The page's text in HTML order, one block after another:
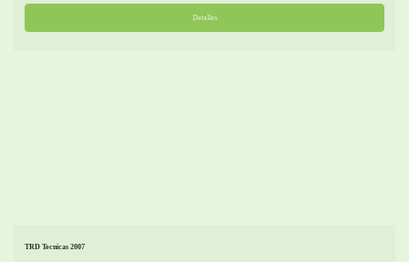
Detalles
TRD Tecnicas 2007